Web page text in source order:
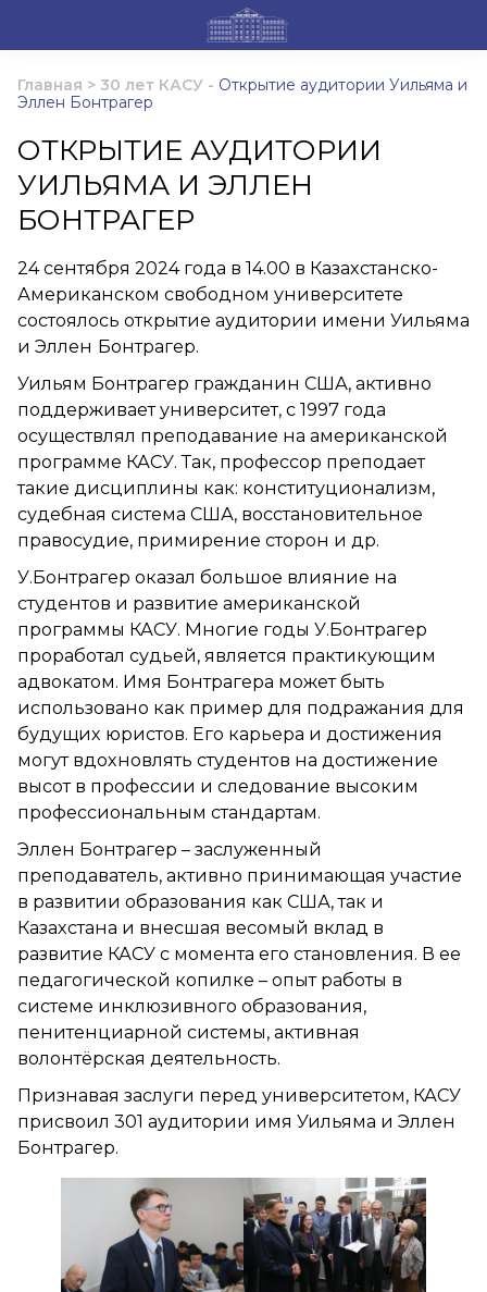
Главная > 30 лет КАСУ - Открытие аудитории Уильяма и
Эллен Бонтрагер
ОТКРЫТИЕ АУДИТОРИИ
УИЛЬЯМА И ЭЛЛЕН
БОНТРАГЕР
24 сентября 2024 года в 14.00 в Казахстанско-
Американском свободном университете
состоялось открытие аудитории имени Уильяма
и Эллен Бонтрагер.
Уильям Бонтрагер гражданин США, активно
поддерживает университет, с 1997 года
осуществлял преподавание на американской
программе КАСУ. Так, профессор преподает
такие дисциплины как: конституционализм,
судебная система США, восстановительное
правосудие, примирение сторон и др.
У.Бонтрагер оказал большое влияние на
студентов и развитие американской
программы КАСУ. Многие годы У.Бонтрагер
проработал судьей, является практикующим
адвокатом. Имя Бонтрагера может быть
использовано как пример для подражания для
будущих юристов. Его карьера и достижения
могут вдохновлять студентов на достижение
высот в профессии и следование высоким
профессиональным стандартам.
Эллен Бонтрагер – заслуженный
преподаватель, активно принимающая участие
в развитии образования как США, так и
Казахстана и внесшая весомый вклад в
развитие КАСУ с момента его становления. В ее
педагогической копилке – опыт работы в
системе инклюзивного образования,
пенитенциарной системы, активная
волонтёрская деятельность.
Признавая заслуги перед университетом, КАСУ
присвоил 301 аудитории имя Уильяма и Эллен
Бонтрагер.